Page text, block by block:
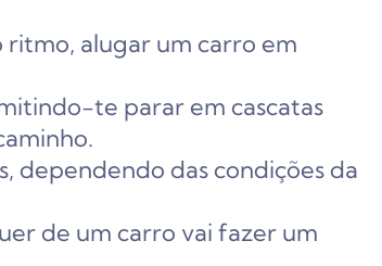
alugar um carro em
te parar em cascatas
dependendo das condições da
de um carro vai fazer um